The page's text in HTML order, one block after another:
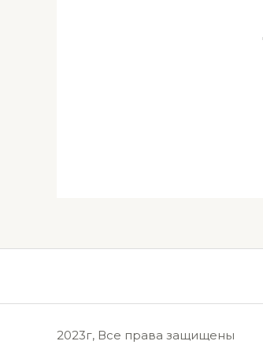
2023г, Все права защищены